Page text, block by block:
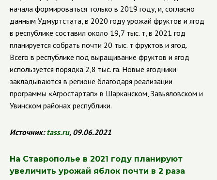
начала формироваться только в 2019 году, и, согласно
данным Удмуртстата, в 2020 году урожай фруктов и ягод
в республике составил около 19,7 тыс. т, в 2021 год
планируется собрать почти 20 тыс. т фруктов и ягод.
Всего в республике под выращивание фруктов и ягод
используется порядка 2,8 тыс. га. Новые ягодники
закладываются в регионе благодаря реализации
программы «Агростартап» в Шарканском, Завьяловском и
Увинском районах республики.
Источник:tass.ru, 09.06.2021
На Ставрополье в 2021 году планируют
увеличить урожай яблок почти в 2 раза